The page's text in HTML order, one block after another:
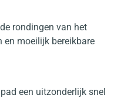
rondingen van het
en moeilijk bereikbare
een uitzonderlijk snel